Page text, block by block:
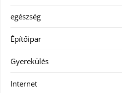
egészség
Építőipar
Gyerekülés
Internet